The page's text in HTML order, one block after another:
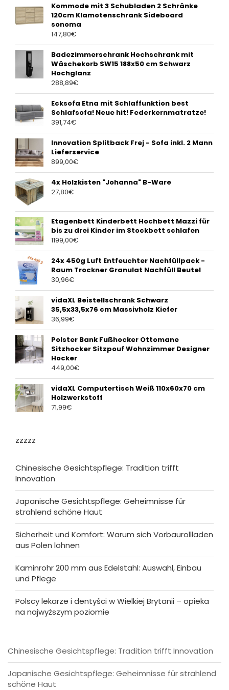
Kommode mit 3 Schubladen 2 Schränke
120cm Klamotenschrank Sideboard
sonoma
147,80€
Badezimmerschrank Hochschrank mit
Wäschekorb SW15 188x50 cm Schwarz
Hochglanz
288,89€
Ecksofa Etna mit Schlaffunktion best
Schlafsofa! Neue hit! Federkernmatratze!
391,74€
Innovation Splitback Frej - Sofa inkl. 2 Mann
Lieferservice
899,00€
4x Holzkisten "Johanna" B-Ware
27,80€
Etagenbett Kinderbett Hochbett Mazzi für
bis zu drei Kinder im Stockbett schlafen
1199,00€
24x 450g Luft Entfeuchter Nachfüllpack -
Raum Trockner Granulat Nachfüll Beutel
30,96€
vidaXL Beistellschrank Schwarz
35,5x33,5x76 cm Massivholz Kiefer
36,99€
Polster Bank Fußhocker Ottomane
Sitzhocker Sitzpouf Wohnzimmer Designer
Hocker
449,00€
vidaXL Computertisch Weiß 110x60x70 cm
Holzwerkstoff
71,99€
zzzzz
Chinesische Gesichtspflege: Tradition trifft
Innovation
Japanische Gesichtspflege: Geheimnisse für
strahlend schöne Haut
Sicherheit und Komfort: Warum sich Vorbaurollladen
aus Polen lohnen
Kaminrohr 200 mm aus Edelstahl: Auswahl, Einbau
und Pflege
Polscy lekarze i dentyści w Wielkiej Brytanii – opieka
na najwyższym poziomie
Chinesische Gesichtspflege: Tradition trifft Innovation
Japanische Gesichtspflege: Geheimnisse für strahlend
schöne Haut